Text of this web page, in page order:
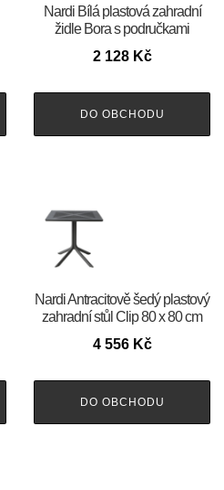
Nardi Bílá plastová zahradní
židle Bora s područkami
2 128 Kč
DO OBCHODU
Nardi Antracitově šedý plastový
zahradní stůl Clip 80 x 80 cm
4 556 Kč
DO OBCHODU